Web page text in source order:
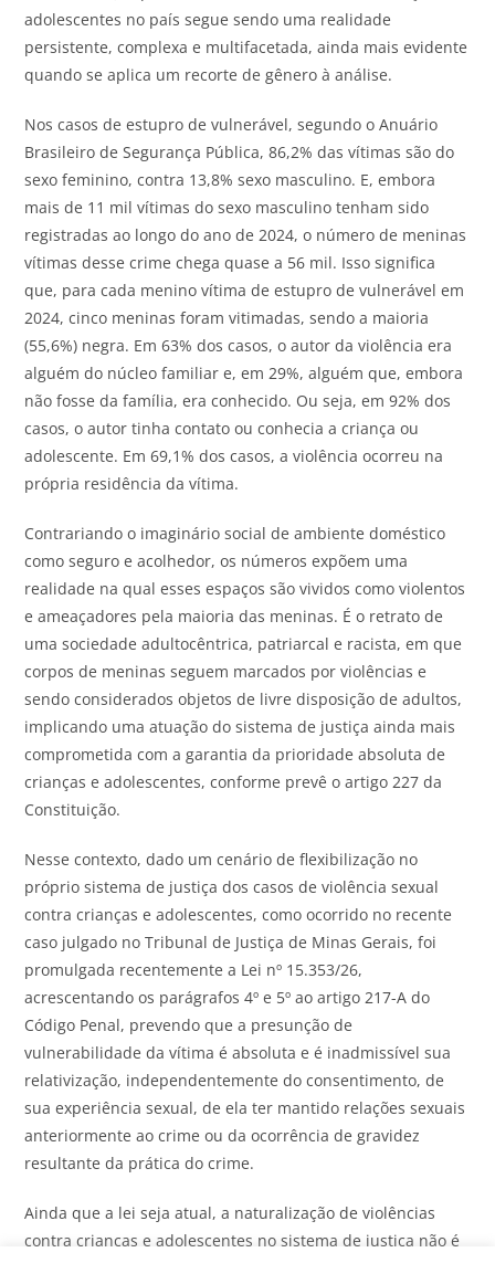
adolescentes no país segue sendo uma realidade
persistente, complexa e multifacetada, ainda mais evidente
quando se aplica um recorte de gênero à análise.
Nos casos de estupro de vulnerável, segundo o Anuário
Brasileiro de Segurança Pública, 86,2% das vítimas são do
sexo feminino, contra 13,8% sexo masculino. E, embora
mais de 11 mil vítimas do sexo masculino tenham sido
registradas ao longo do ano de 2024, o número de meninas
vítimas desse crime chega quase a 56 mil. Isso significa
que, para cada menino vítima de estupro de vulnerável em
2024, cinco meninas foram vitimadas, sendo a maioria
(55,6%) negra. Em 63% dos casos, o autor da violência era
alguém do núcleo familiar e, em 29%, alguém que, embora
não fosse da família, era conhecido. Ou seja, em 92% dos
casos, o autor tinha contato ou conhecia a criança ou
adolescente. Em 69,1% dos casos, a violência ocorreu na
própria residência da vítima.
Contrariando o imaginário social de ambiente doméstico
como seguro e acolhedor, os números expõem uma
realidade na qual esses espaços são vividos como violentos
e ameaçadores pela maioria das meninas. É o retrato de
uma sociedade adultocêntrica, patriarcal e racista, em que
corpos de meninas seguem marcados por violências e
sendo considerados objetos de livre disposição de adultos,
implicando uma atuação do sistema de justiça ainda mais
comprometida com a garantia da prioridade absoluta de
crianças e adolescentes, conforme prevê o artigo 227 da
Constituição.
Nesse contexto, dado um cenário de flexibilização no
próprio sistema de justiça dos casos de violência sexual
contra crianças e adolescentes, como ocorrido no recente
caso julgado no Tribunal de Justiça de Minas Gerais, foi
promulgada recentemente a Lei nº 15.353/26,
acrescentando os parágrafos 4º e 5º ao artigo 217-A do
Código Penal, prevendo que a presunção de
vulnerabilidade da vítima é absoluta e é inadmissível sua
relativização, independentemente do consentimento, de
sua experiência sexual, de ela ter mantido relações sexuais
anteriormente ao crime ou da ocorrência de gravidez
resultante da prática do crime.
Ainda que a lei seja atual, a naturalização de violências
contra crianças e adolescentes no sistema de justiça não é